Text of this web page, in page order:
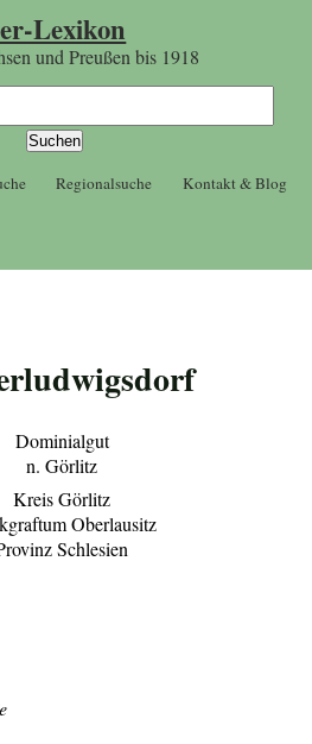
Lexikon
und Preußen bis 1918
Regionalsuche Kontakt & Blog
Dominialgut
n. Görlitz
Kreis Görlitz
Oberlausitz
Schlesien